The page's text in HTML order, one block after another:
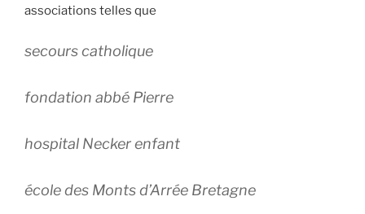
associations telles que
secours catholique
fondation abbé Pierre
hospital Necker enfant
école des Monts d’Arrée Bretagne